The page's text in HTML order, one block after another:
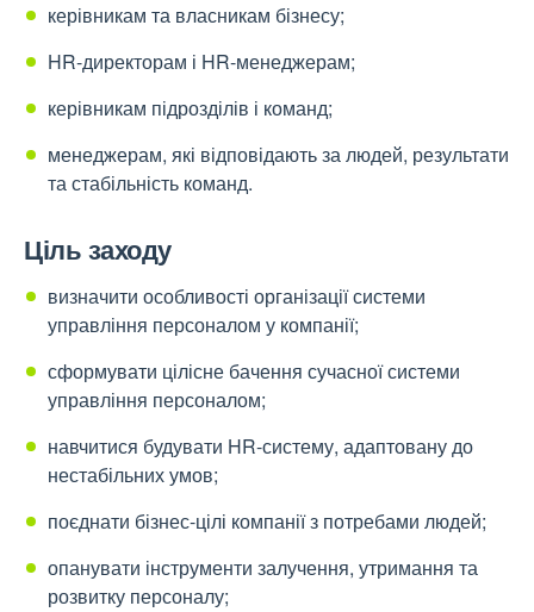
керівникам та власникам бізнесу;
HR-директорам і HR-менеджерам;
керівникам підрозділів і команд;
менеджерам, які відповідають за людей, результати
та стабільність команд.
Ціль заходу
визначити особливості організації системи
управління персоналом у компанії;
сформувати цілісне бачення сучасної системи
управління персоналом;
навчитися будувати HR-систему, адаптовану до
нестабільних умов;
поєднати бізнес-цілі компанії з потребами людей;
опанувати інструменти залучення, утримання та
розвитку персоналу;